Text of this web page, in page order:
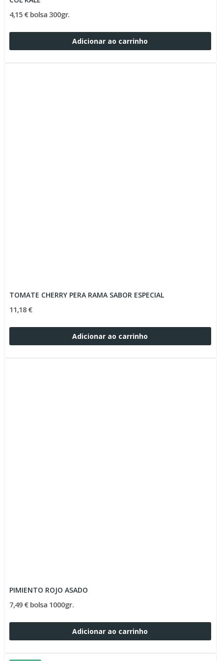
4,15 € bolsa 300gr.
Adicionar ao carrinho
TOMATE CHERRY PERA RAMA SABOR ESPECIAL
11,18 €
Adicionar ao carrinho
PIMIENTO ROJO ASADO
7,49 € bolsa 1000gr.
Adicionar ao carrinho